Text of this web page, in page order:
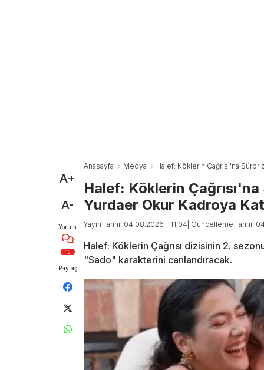
A+
A-
Yorum
10
Paylaş
Anasayfa Medya Halef: Köklerin Çağrısı'na
Halef: Köklerin
Yurdaer Okur Kadroya
Yayın Tarihi: 04.08.2026 - 11:04 | Güncelleme Tarihi:
Halef: Köklerin Çağrısı dizisinin 2.
"Sado" karakterini canlandıracak.